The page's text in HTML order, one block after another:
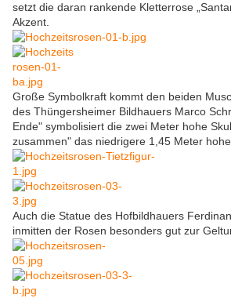
setzt die daran rankende Kletterrose
Akzent.
Große Symbolkraft kommt den beiden
des Thüngersheimer Bildhauers Marco
Ende" symbolisiert die zwei Meter hohe
zusammen" das niedrigere 1,45 Meter hohe
Auch die Statue des Hofbildhauers
inmitten der Rosen besonders gut zur